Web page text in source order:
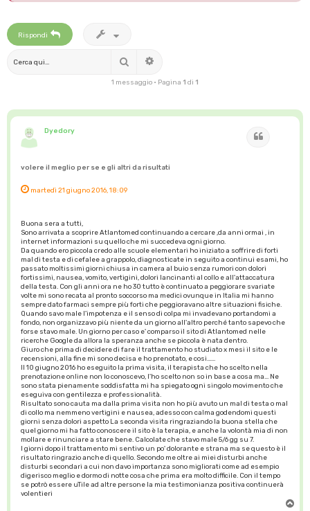
Rispondi
Cerca
1 messaggio • Pagina 1 di 1
Dyedory
volere il meglio per se e gli altri da risultati
martedì 21 giugno 2016, 18:09
Buona sera a tutti,
Sono arrivata a scoprire Atlantomed continuando a cercare ,da anni ormai , in
internet informazioni su quello che mi succedeva ogni giorno.
Da quando ero piccola credo alle scuole elementari ho iniziato a soffrire di forti
mal di testa e di cefalee a grappolo, diagnosticate in seguito a continui esami, ho
passato moltissimi giorni chiusa in camera al buio senza rumori con dolori
fortissimi, nausea, vomito, vertigini, dolori lancinanti al collo e all'attaccatura
della testa. Con gli anni ora ne ho 30 tutto è continuato a peggiorare svariate
volte mi sono recata al pronto soccorso ma medici ovunque in Italia mi hanno
sempre dato farmaci sempre più forti che peggioravano altre situazioni fisiche.
Quando savo male l'impotenza e il senso di colpa mi invadevano portandomi a
fondo, non organizzavo più niente da un giorno all'altro perché tanto sapevo che
forse stavo male. Un giorno per caso e' comparso il sito di Atlantomed nelle
ricerche Google da allora la speranza anche se piccola è nata dentro.
Giuro che prima di decidere di fare il trattamento ho studiato x mesi il sito e le
recensioni, alla fine mi sono decisa e ho prenotato, e cosi......
Il 10 giugno 2016 ho eseguito la prima visita, il terapista che ho scelto nella
prenotazione online non lo conoscevo, l'ho scelto non so in base a cosa ma... Ne
sono stata pienamente soddisfatta mi ha spiegato ogni singolo movimento che
eseguiva con gentilezza e professionalità.
Risultato sono cauta ma dalla prima visita non ho più avuto un mal di testa o mal
di collo ma nemmeno vertigini e nausea, adesso con calma godendomi questi
giorni senza dolori aspetto La seconda visita ringraziando la buona stella che
quel giorno mi ha fatto conoscere il sito è la terapia, e anche la volontà mia di non
mollare e rinunciare a stare bene. Calcolate che stavo male 5/6 gg su 7.
I giorni dopo il trattamento mi sentivo un po' dolorante e strana ma se questo è il
risultato ringrazio anche di quello. Secondo me oltre ai miei disturbi anche
disturbi secondari a cui non davo importanza sono migliorati come ad esempio
digerisco meglio e dormo di notte cosa che prima era molto difficile. Con il tempo
se potrò essere uTile ad altre persone la mia testimonianza positiva continuerà
volentieri